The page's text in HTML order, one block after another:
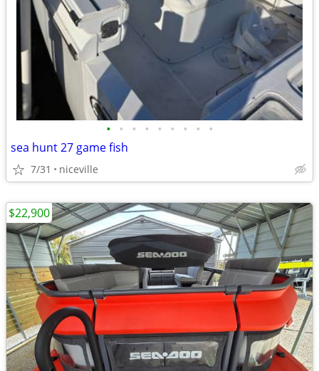
• • • • • • • • •
sea hunt 27 game fish
7/31 niceville
$22,900